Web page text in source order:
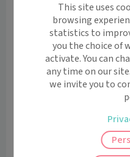
comportement
évaluations
psychique afin de les
cela, il conçoit et met
préventives et
conseils.
Je reçois à Issy-les-
de 11 à 25 ans dans le
(sur rendez-vous
centre municipal de
This site uses
browsing
statistics to
you the choice of
activate. You can
any time on our
we invite you to